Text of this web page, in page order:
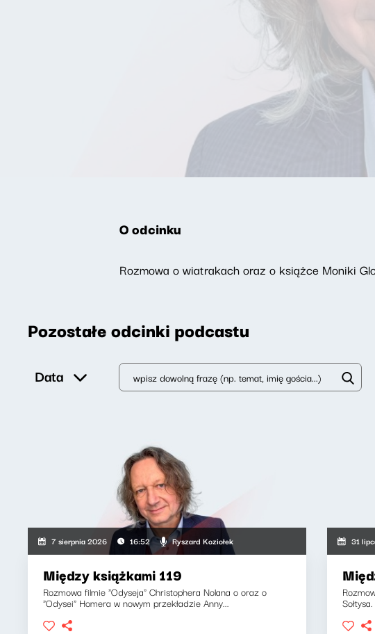
O odcinku
Rozmowa o wiatrakach oraz o książce Moniki
Pozostałe odcinki podcastu
Data
7 sierpnia 2026 16:52 Ryszard Koziołek
Między książkami 119
Rozmowa filmie "Odyseja" Christophera Nolana o oraz o
"Odysei" Homera w nowym przekładzie Anny...
31
Sołtysa.